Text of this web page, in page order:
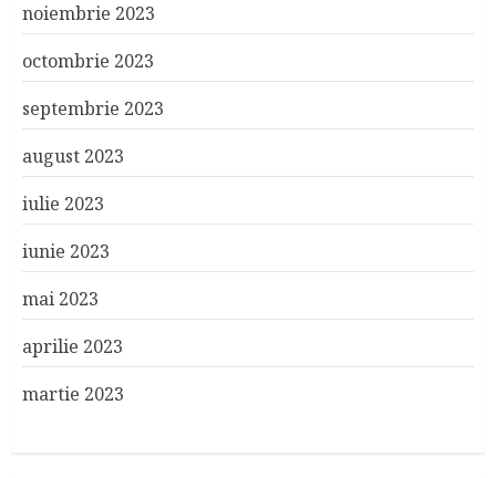
noiembrie 2023
octombrie 2023
septembrie 2023
august 2023
iulie 2023
iunie 2023
mai 2023
aprilie 2023
martie 2023